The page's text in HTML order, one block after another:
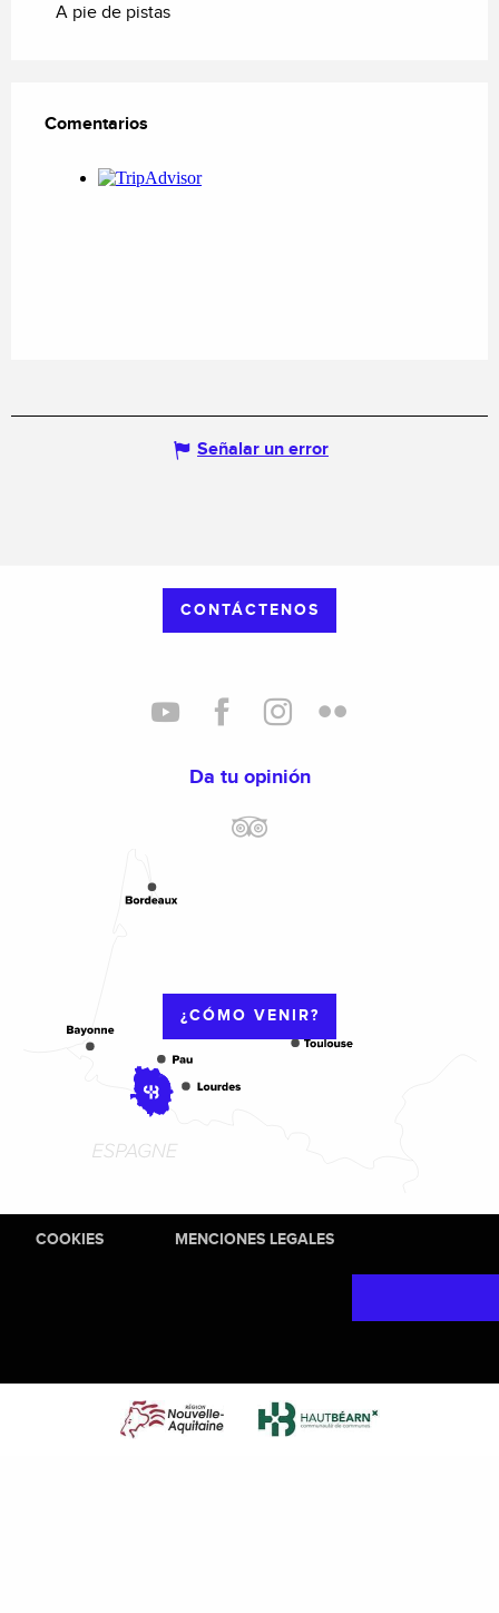
A pie de pistas
Comentarios
Comentarios
Señalar un error
CONTÁCTENOS
Da tu opinión
¿CÓMO VENIR?
COOKIES MENCIONES LEGALES